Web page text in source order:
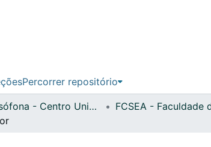
Percorrer repositório
ULusófona - Centro Universitário de Lisboa